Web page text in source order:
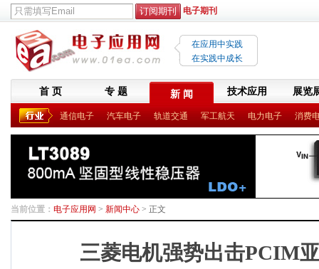
电子期刊
在应用中实践
在实践中成长
首 页 专 题 新 闻 技术应用 展览
通信电子 汽车电子 轨道交通 军工航天 电力电子 消费
当前位置： 电子应用网 > 新闻中心 > 正文
三菱电机强势出击PCIM